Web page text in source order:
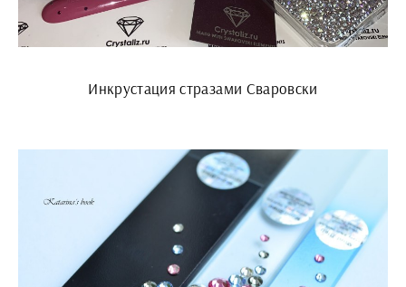
Инкрустация стразами Сваровски